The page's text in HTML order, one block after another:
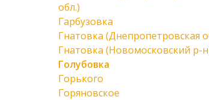
обл.)
Гарбузовка
Гнатовка (Днепропетровская
Гнатовка (Новомосковский р-
Голубовка
Горького
Горяновское